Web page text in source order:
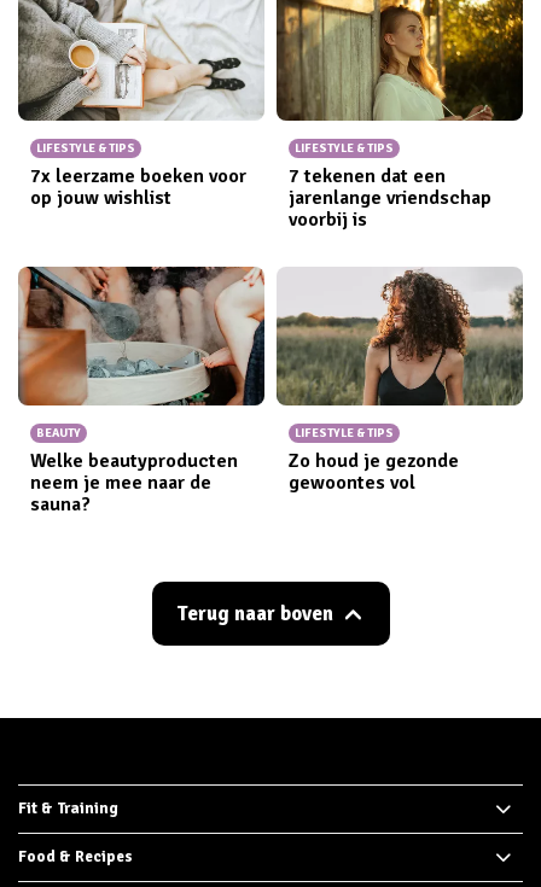
LIFESTYLE & TIPS
7x leerzame boeken voor
op jouw wishlist
LIFESTYLE & TIPS
7 tekenen dat een
jarenlange vriendschap
voorbij is
BEAUTY
Welke beautyproducten
neem je mee naar de
sauna?
LIFESTYLE & TIPS
Zo houd je gezonde
gewoontes vol
Terug naar boven
Fit & Training
Food & Recipes